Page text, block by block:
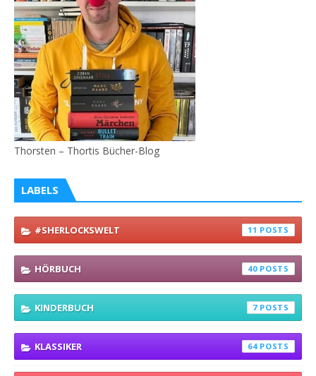
Thorsten – Thortis Bücher-Blog
LABELS
#SHERLOCKSWELT 11
HÖRBUCH 40
KINDERBUCH 7
KLASSIKER 64